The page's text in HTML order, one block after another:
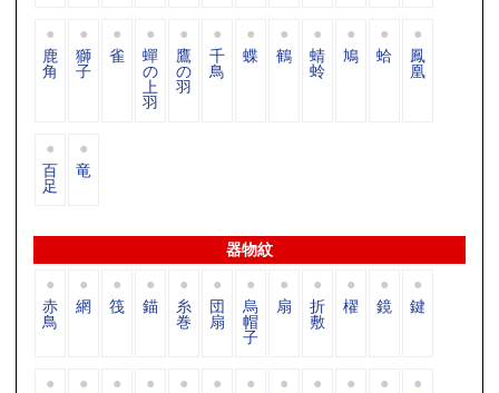
鹿
角
獅
子
雀 蟬
の
上
羽
鷹
の
羽
千
鳥
蝶 鶴 蜻
蛉
鳩 蛤 鳳
凰
百
足
竜
器物紋
赤
鳥
網 筏 錨 糸
巻
団
扇
烏
帽
子
扇 折
敷
櫂 鏡 鍵